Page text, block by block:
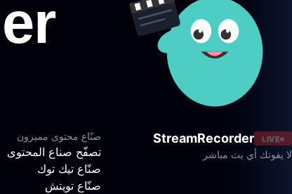
LIVE
StreamRecorder
لا يفوتك أي بث مباشر
صنّاع محتوى مميزون
تصفّح صناع المحتوى
صنّاع تيك توك
صنّاع تويتش